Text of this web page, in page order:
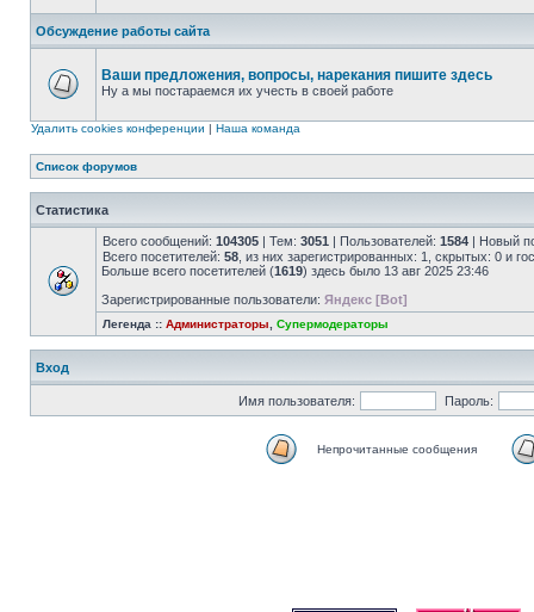
Обсуждение работы сайта
Ваши предложения, вопросы, нарекания пишите здесь
Ну а мы постараемся их учесть в своей работе
Удалить cookies конференции | Наша команда
Список форумов
Статистика
Всего сообщений: 104305 | Тем: 3051 | Пользователей: 1584 | Новый
Всего посетителей: 58 , из них зарегистрированных: 1, скрытых: 0 и
Больше всего посетителей (1619) здесь было 13 авг 2025 23:46
Зарегистрированные пользователи: Яндекс [Bot]
Легенда :: Администраторы Супермодераторы
Вход
Имя пользователя: Пароль:
Непрочитанные сообщения